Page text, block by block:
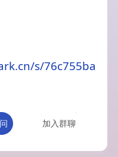
s/76c755ba
加入群聊